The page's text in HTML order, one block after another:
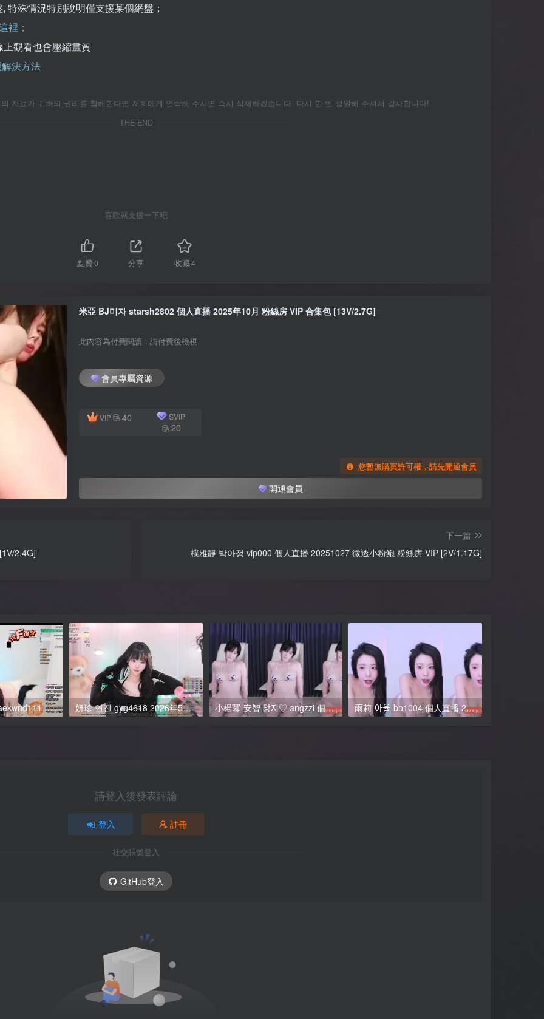
殊情況特別說明僅支援某個網盤；
裡；
觀看也會壓縮畫質
決方法
자료가 귀하의 권리를 침해한다면 저희에게 연락해 주시면 즉시 삭제하겠습니다. 다시 한 번 성원해 주셔서 감사합니다!
THE END
喜歡就支援一下吧
點贊0 分享 收藏4
米亞 BJ미자 starsh2802 個人直播 2025年10月 粉絲房 VIP 合集包 [13V/2.7G]
此內容為付費閱讀，請付費後檢視
會員專屬資源
VIP 40 SVIP
20
您暫無購買許可權，請先開通會員
開通會員
2.4G]
下一篇
樸雅靜 박아정 vip000 個人直播 20251027 微透小粉鮑 粉絲房 VIP [2V/1.17G]
金多中-김다중-rlaekwnd111 個人直播 20251201 粉絲房 VIP [2V/5.7G] 妍珍 연진 gyg4618 2026年5月 抖臀福利，丁字褲掛一半又走光了 小楊冪-安智 앙지♡ angzzi 個人直播 VIP粉絲房 20250107 [1V/1.17G] 雨莉-아율-bo1004 個人直播 2025年5月 剪輯版合集 [7V/12.9G]
請登入後發表評論
登入 註冊
社交賬號登入
GitHub登入